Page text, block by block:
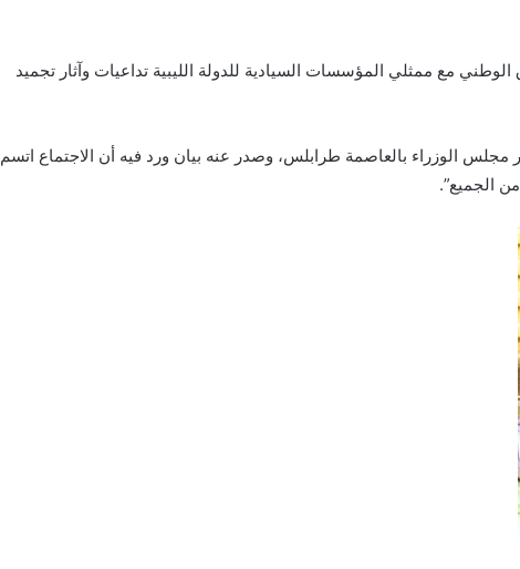
مع ممثلي المؤسسات السيادية للدولة الليبية تداعيات وآثار تجميد
الثلاثاء (01 ديسمبر 2020م) بمقر مجلس الوزراء بالعاصمة طرابلس، وصدر عنه بيان ورد فيه أن الاجتماع اتسم
الجميع”.